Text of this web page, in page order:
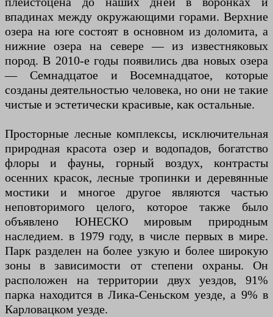
впадинах между окружающими горами. Верхние
озера на юге состоят в основном из доломита, а
нижние озера на севере — из известняковых
пород. В 2010-е годы появились два новых озера
— Семнадцатое и Восемнадцатое, которые
созданы деятельностью человека, но они не такие
чистые и эстетически красивые, как остальные.
Просторные лесные комплексы, исключительная
природная красота озер и водопадов, богатство
флоры и фауны, горный воздух, контрасты
осенних красок, лесные тропинки и деревянные
мостики и многое другое являются частью
неповторимого целого, которое также было
объявлено ЮНЕСКО мировым природным
наследием. в 1979 году, в числе первых в мире.
Парк разделен на более узкую и более широкую
зоны в зависимости от степени охраны. Он
расположен на территории двух уездов, 91%
парка находится в Лика-Сеньском уезде, а 9% в
Карловацком уезде.